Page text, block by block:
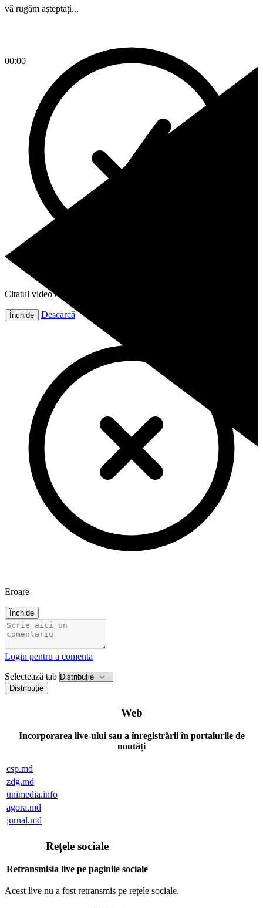
00:00
vă rugăm așteptați...
Citatul video este gata!
Închide Descarcă
Eroare
Închide
Login pentru a comenta
Selectează tab
Distribuție
Web
Incorporarea live-ului sau a înregistrării în portalurile de
noutăți
csp.md
zdg.md
unimedia.info
agora.md
jurnal.md
Rețele sociale
Retransmisia live pe paginile sociale
Acest live nu a fost retransmis pe rețele sociale.